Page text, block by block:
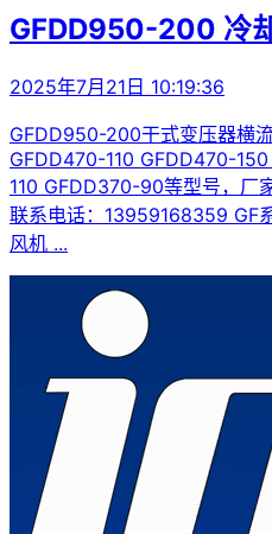
GFDD950-200 冷
2025年7月21日 10:19:36
GFDD950-200干式变压器横
GFDD470-110 GFDD470-
110 GFDD370-90等型号，厂
联系电话：13959168359 GF
风机 ...